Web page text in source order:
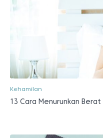
Kehamilan
13 Cara Menurunkan